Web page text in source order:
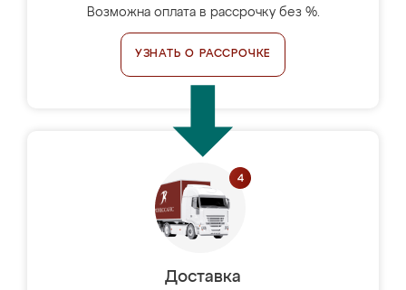
Возможна оплата в рассрочку без %.
УЗНАТЬ О РАССРОЧКЕ
Доставка